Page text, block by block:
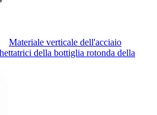
Materiale verticale dell'acciaio
della bottiglia rotonda della